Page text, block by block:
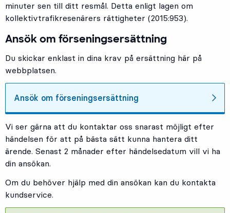
minuter sen till ditt resmål. Detta enligt lagen om
kollektivtrafikresenärers rättigheter (2015:953).
Ansök om förseningsersättning
Du skickar enklast in dina krav på ersättning här på
webbplatsen.
Ansök om förseningsersättning
Vi ser gärna att du kontaktar oss snarast möjligt efter
händelsen för att på bästa sätt kunna hantera ditt
ärende. Senast 2 månader efter händelsedatum vill vi ha
din ansökan.
Om du behöver hjälp med din ansökan kan du kontakta
kundservice.